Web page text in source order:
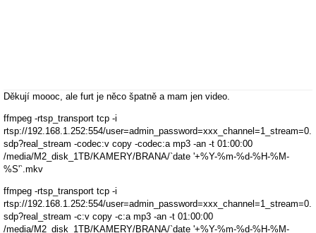
Děkují moooc, ale furt je něco špatně a mam jen video.
ffmpeg -rtsp_transport tcp -i
rtsp://192.168.1.252:554/user=admin_password=xxx_channel=1_stream=0.
sdp?real_stream -codec:v copy -codec:a mp3 -an -t 01:00:00
/media/M2_disk_1TB/KAMERY/BRANA/`date '+%Y-%m-%d-%H-%M-
%S'`.mkv
ffmpeg -rtsp_transport tcp -i
rtsp://192.168.1.252:554/user=admin_password=xxx_channel=1_stream=0.
sdp?real_stream -c:v copy -c:a mp3 -an -t 01:00:00
/media/M2_disk_1TB/KAMERY/BRANA/`date '+%Y-%m-%d-%H-%M-